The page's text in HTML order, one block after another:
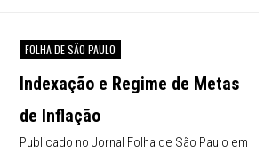
FOLHA DE SÃO PAULO
Indexação e Regime de Metas
de Inflação
Publicado no Jornal Folha de São Paulo em